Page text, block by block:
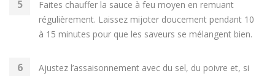
Faites chauffer la sauce à feu moyen en remuant
régulièrement. Laissez mijoter doucement pendant 10
à 15 minutes pour que les saveurs se mélangent bien.
Ajustez l’assaisonnement avec du sel, du poivre et, si